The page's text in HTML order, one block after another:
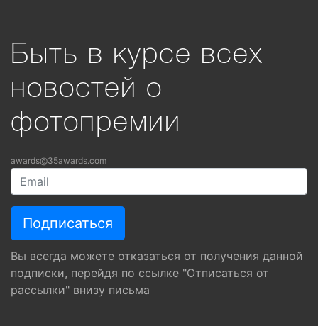
Быть в курсе всех
новостей о
фотопремии
awards@35awards.com
Вы всегда можете отказаться от получения данной
подписки, перейдя по ссылке "Отписаться от
рассылки" внизу письма